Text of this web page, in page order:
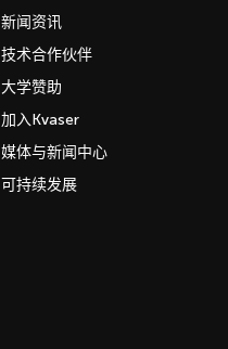
新闻资讯
技术合作伙伴
大学赞助
加入Kvaser
媒体与新闻中心
可持续发展